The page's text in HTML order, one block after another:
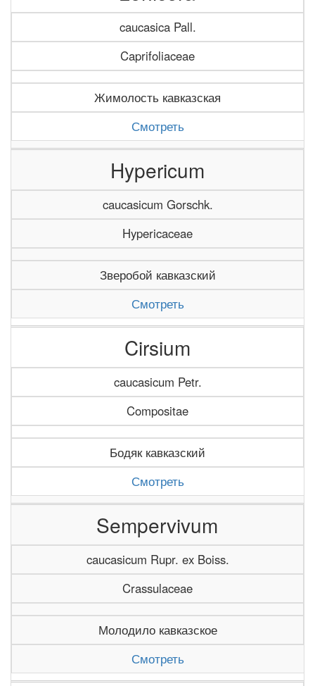
caucasica Pall.
Caprifoliaceae
Жимолость кавказская
Смотреть
Hypericum
caucasicum Gorschk.
Hypericaceae
Зверобой кавказский
Смотреть
Cirsium
caucasicum Petr.
Compositae
Бодяк кавказский
Смотреть
Sempervivum
caucasicum Rupr. ex Boiss.
Crassulaceae
Молодило кавказское
Смотреть